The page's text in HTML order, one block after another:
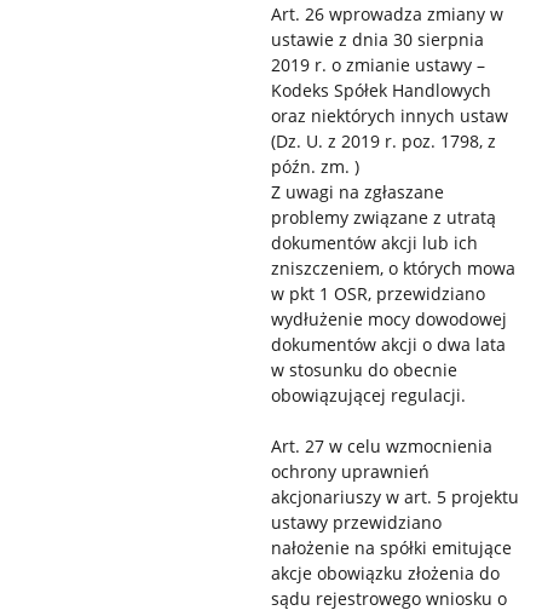
Art. 26 wprowadza zmiany w
ustawie z dnia 30 sierpnia
2019 r. o zmianie ustawy –
Kodeks Spółek Handlowych
oraz niektórych innych ustaw
(Dz. U. z 2019 r. poz. 1798, z
późn. zm. )
Z uwagi na zgłaszane
problemy związane z utratą
dokumentów akcji lub ich
zniszczeniem, o których mowa
w pkt 1 OSR, przewidziano
wydłużenie mocy dowodowej
dokumentów akcji o dwa lata
w stosunku do obecnie
obowiązującej regulacji.
Art. 27 w celu wzmocnienia
ochrony uprawnień
akcjonariuszy w art. 5 projektu
ustawy przewidziano
nałożenie na spółki emitujące
akcje obowiązku złożenia do
sądu rejestrowego wniosku o